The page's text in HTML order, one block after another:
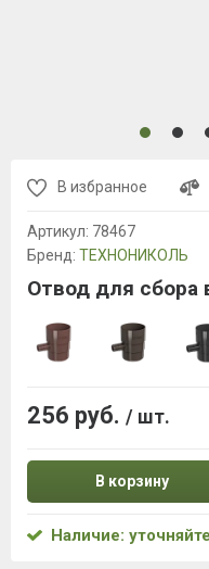
В избранное
Артикул: 78467
Бренд: ТЕХНОНИКОЛЬ
Отвод для
256 руб. / шт.
В корзину
Наличие: уточняйте